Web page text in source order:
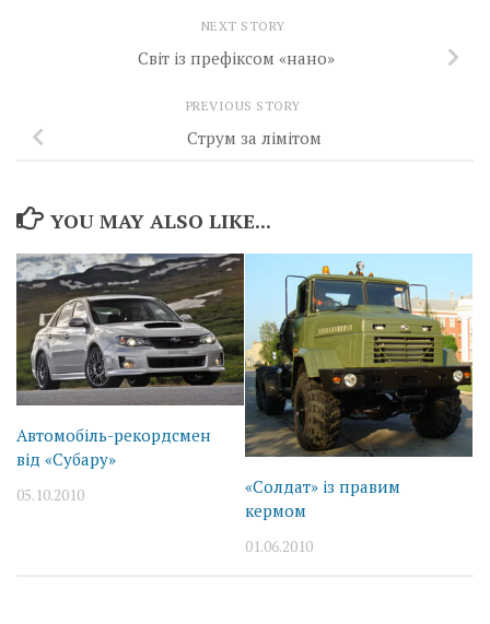
NEXT STORY
Світ із префіксом «нано»
PREVIOUS STORY
Струм за лімітом
YOU MAY ALSO LIKE...
Автомобіль-рекордсмен
від «Субару»
05.10.2010
«Солдат» із правим
кермом
01.06.2010